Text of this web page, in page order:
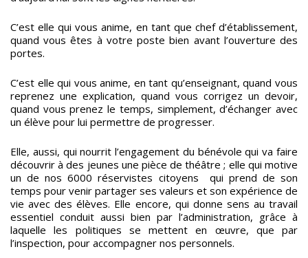
C’est elle qui vous anime, en tant que chef d’établissement,
quand vous êtes à votre poste bien avant l’ouverture des
portes.
C’est elle qui vous anime, en tant qu’enseignant, quand vous
reprenez une explication, quand vous corrigez un devoir,
quand vous prenez le temps, simplement, d’échanger avec
un élève pour lui permettre de progresser.
Elle, aussi, qui nourrit l’engagement du bénévole qui va faire
découvrir à des jeunes une pièce de théâtre ; elle qui motive
un de nos 6000 réservistes citoyens qui prend de son
temps pour venir partager ses valeurs et son expérience de
vie avec des élèves. Elle encore, qui donne sens au travail
essentiel conduit aussi bien par l’administration, grâce à
laquelle les politiques se mettent en œuvre, que par
l’inspection, pour accompagner nos personnels.